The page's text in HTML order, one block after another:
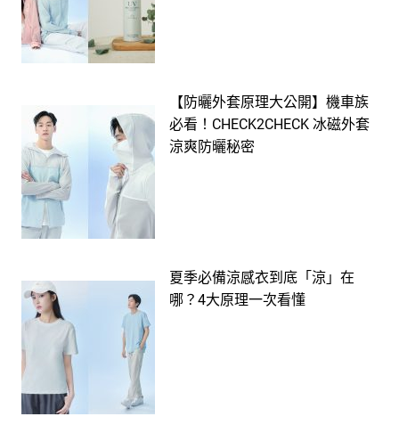
【防曬外套原理大公開】機車族
必看！CHECK2CHECK 冰磁外套
涼爽防曬秘密
夏季必備涼感衣到底「涼」在
哪？4大原理一次看懂